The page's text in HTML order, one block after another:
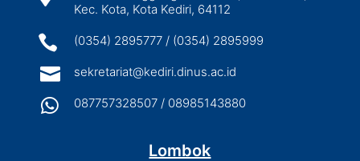
Kec. Kota, Kota Kediri, 64112
 (0354) 2895777 / (0354) 2895999
 sekretariat@kediri.dinus.ac.id
 087757328507 / 08985143880
Lombok